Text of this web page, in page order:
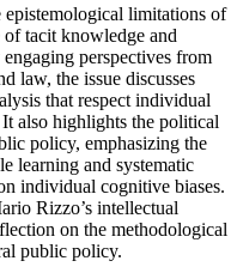
limitations of
tacit knowledge and
perspectives from
law, the issue discusses
that respect individual
also highlights the political
policy, emphasizing the
learning and systematic
individual cognitive biases.
Rizzo’s intellectual
on the methodological
public policy.